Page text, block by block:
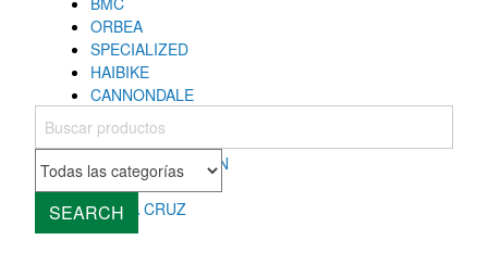
ORBEA
SPECIALIZED
HAIBIKE
CANNONDALE
COLNAGO
MONDRAKER
ROCKY MOUNTAIN
CUBE
SANTA CRUZ
SEARCH